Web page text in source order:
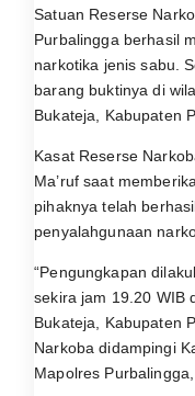
Satuan Reserse
Purbalingga berhasil
narkotika jenis sabu.
barang buktinya di
Bukateja, Kabupaten
Kasat Reserse
Ma’ruf saat
pihaknya telah
penyalahgunaan
“Pengungkapan
sekira jam 19.20 WIB
Bukateja, Kabupaten
Narkoba didampingi
Mapolres